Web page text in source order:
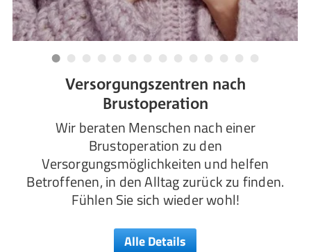
Versorgungszentren nach
Brustoperation
Wir beraten Menschen nach einer
Brustoperation zu den
Versorgungsmöglichkeiten und helfen
Betroffenen, in den Alltag zurück zu finden.
Fühlen Sie sich wieder wohl!
Alle Details